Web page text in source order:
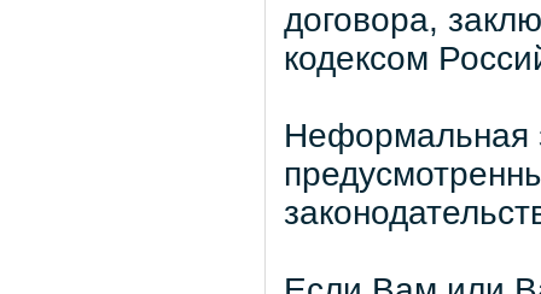
договора,
кодексом
Неформальная